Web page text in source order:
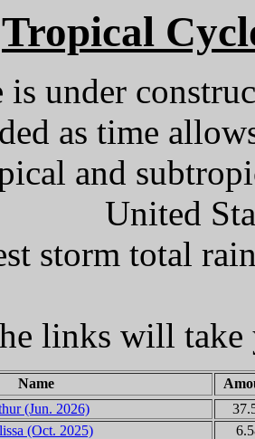
Tropical
is under
as time
and
United
storm total
links will take
Name
(Jun. 2026)
(Oct. 2025)